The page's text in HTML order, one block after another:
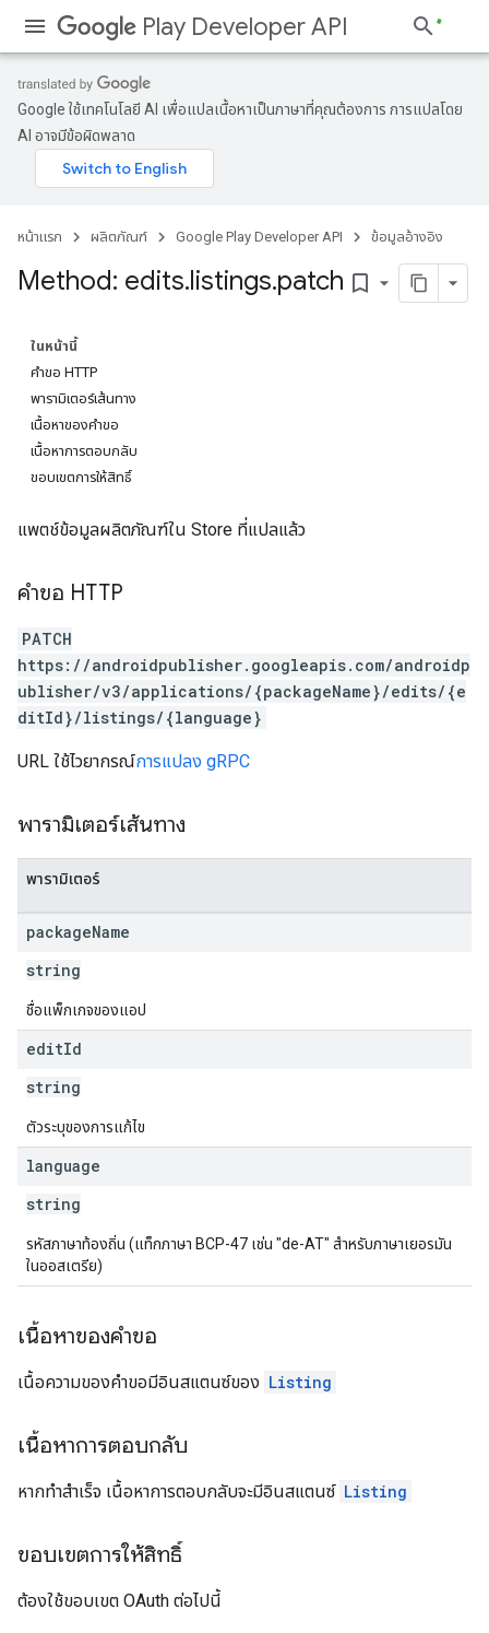
Play Developer API
Google ใช้เทคโนโลยี AI เพื่อแปลเนื้อหาเป็นภาษาที่คุณต้องการ การแปลโดย
AI อาจมีข้อผิดพลาด
หน้าแรก ผลิตภัณฑ์ Google Play Developer API ข้อมูลอ้างอิง
Method: edits.listings.patch bookmark_border
ในหน้านี้
คำขอ HTTP
พารามิเตอร์เส้นทาง
เนื้อหาของคำขอ
เนื้อหาการตอบกลับ
ขอบเขตการให้สิทธิ์
แพตช์ข้อมูลผลิตภัณฑ์ใน Store ที่แปลแล้ว
คำขอ HTTP
PATCH
https://androidpublisher.googleapis.com/androidp
ublisher/v3/applications/{packageName}/edits/{e
ditId}/listings/{language}
URL ใช้ไวยากรณ์การแปลง gRPC
พารามิเตอร์เส้นทาง
พารามิเตอร์
packageName
string
ชื่อแพ็กเกจของแอป
editId
string
ตัวระบุของการแก้ไข
language
string
รหัสภาษาท้องถิ่น (แท็กภาษา BCP-47 เช่น "de-AT" สำหรับภาษาเยอรมัน
ในออสเตรีย)
เนื้อหาของคำขอ
เนื้อความของคำขอมีอินสแตนซ์ของ Listing
เนื้อหาการตอบกลับ
หากทำสำเร็จ เนื้อหาการตอบกลับจะมีอินสแตนซ์ Listing
ขอบเขตการให้สิทธิ์
ต้องใช้ขอบเขต OAuth ต่อไปนี้